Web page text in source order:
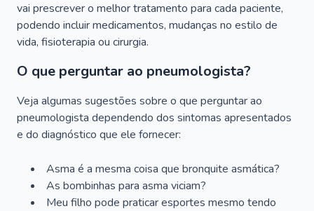
vai prescrever o melhor tratamento para cada paciente,
podendo incluir medicamentos, mudanças no estilo de
vida, fisioterapia ou cirurgia.
O que perguntar ao pneumologista?
Veja algumas sugestões sobre o que perguntar ao
pneumologista dependendo dos sintomas apresentados
e do diagnóstico que ele fornecer:
Asma é a mesma coisa que bronquite asmática?
As bombinhas para asma viciam?
Meu filho pode praticar esportes mesmo tendo